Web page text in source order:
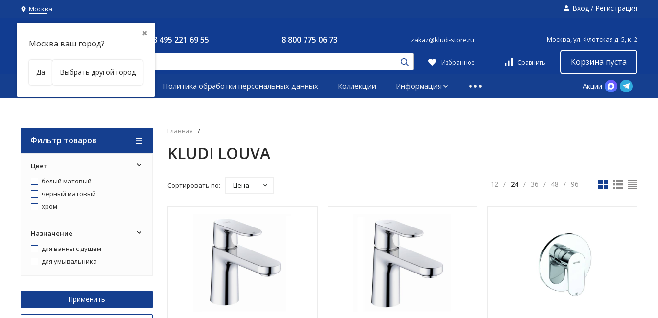
Москва
✖
Москва ваш город?
Да Выбрать другой город
Вход / Регистрация
8 495 221 69 55 8 800 775 06 73 zakaz@kludi-store.ru Москва, ул. Флотская д. 5, к. 2
Избранное Сравнить Корзина пуста
Каталог товаров Политика обработки персональных данных Коллекции Информация Акции
Фильтр товаров
Цвет
белый матовый
черный матовый
хром
Назначение
для ванны с душем
для умывальника
Применить
Главная /
KLUDI LOUVA
Сортировать по: Цена 12 / 24 / 36 / 48 / 96